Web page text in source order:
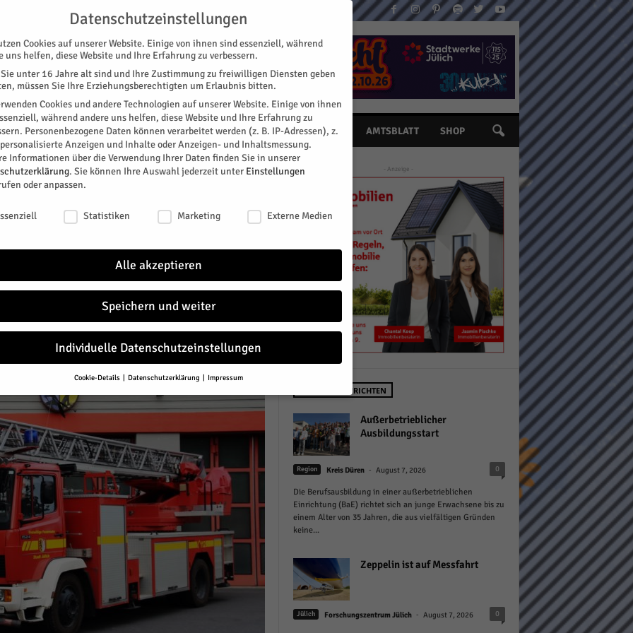
KONTAKT IMPRESSUM
SPEZIAL E-PAPER KINO GALERIE TERMINE AMTSBLATT SHOP
hat einen geringen Sachschaden verursacht,
- Anzeige -
NEUSTE NACHRICHTEN
Außerbetrieblicher
Ausbildungsstart
Region Kreis Düren - August 7, 2026 0
Die Berufsausbildung in einer außerbetrieblichen
Einrichtung (BaE) richtet sich an junge Erwachsene bis zu
einem Alter von 35 Jahren, die aus vielfältigen Gründen
keine...
Zeppelin ist auf Messfahrt
Jülich Forschungszentrum Jülich - August 7, 2026 0
Datenschutzeinstellungen
Cookies auf unserer Website. Einige von ihnen sind essenziell, während
uns helfen, diese Website und Ihre Erfahrung zu verbessern.
unter 16 Jahre alt sind und Ihre Zustimmung zu freiwilligen Diensten geben
müssen Sie Ihre Erziehungsberechtigten um Erlaubnis bitten.
Cookies und andere Technologien auf unserer Website. Einige von ihnen
während andere uns helfen, diese Website und Ihre Erfahrung zu
Personenbezogene Daten können verarbeitet werden (z. B. IP-Adressen), z.
Anzeigen und Inhalte oder Anzeigen- und Inhaltsmessung.
Informationen über die Verwendung Ihrer Daten finden Sie in unserer
. Sie können Ihre Auswahl jederzeit unter Einstellungen
oder anpassen.
Statistiken Marketing Externe Medien
Alle akzeptieren
Speichern und weiter
Individuelle Datenschutzeinstellungen
Cookie-Details Datenschutzerklärung Impressum
Datenschutzeinstellungen
unter 16 Jahre alt sind und Ihre Zustimmung zu freiwilligen Diensten geben
müssen Sie Ihre Erziehungsberechtigten um Erlaubnis bitten.
Cookies und andere Technologien auf unserer Website. Einige von ihnen
während andere uns helfen, diese Website und Ihre Erfahrung zu
Personenbezogene Daten können verarbeitet werden (z. B. IP-Adressen), z.
personalisierte Anzeigen und Inhalte oder Anzeigen- und Inhaltsmessung.
Informationen über die Verwendung Ihrer Daten finden Sie in unserer
.
Sie eine Übersicht über alle verwendeten Cookies. Sie können Ihre
zu ganzen Kategorien geben oder sich weitere Informationen anzeigen
und so nur bestimmte Cookies auswählen.
akzeptieren
und weiter
Zurück